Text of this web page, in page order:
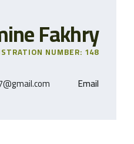
Fakhry
NUMBER: 148
Email